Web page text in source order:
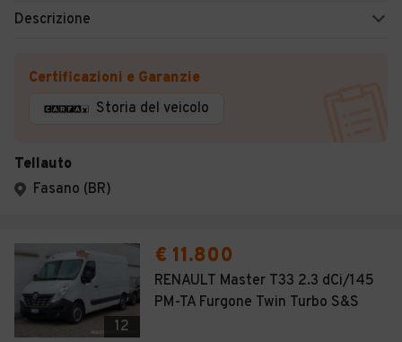
Descrizione
Certificazioni e Garanzie
Storia del veicolo
Tellauto
Fasano (BR)
12
€ 11.800
RENAULT Master T33 2.3 dCi/145
PM-TA Furgone Twin Turbo S&S